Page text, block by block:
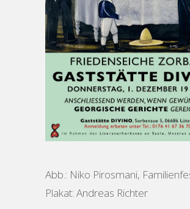
Abb.: Niko Pirosmani,
Plakat: Andreas Richter